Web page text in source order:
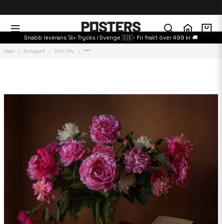
Snabb leverans 🚀• Trycks i Sverige 🇸🇪- Fri frakt över 499 kr 🚚
Hem Fotografi Still life ***